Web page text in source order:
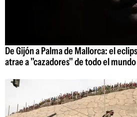
De Gijón a Palma de Mallorca: el
atrae a "cazadores" de todo el mundo